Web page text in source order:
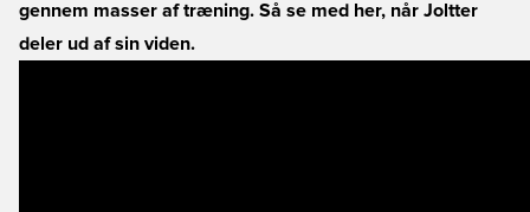
gennem masser af træning. Så se med her, når Joltter
deler ud af sin viden.